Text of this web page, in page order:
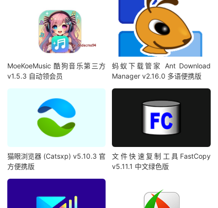
MoeKoeMusic 酷狗音乐第三方
v1.5.3 自动领会员
蚂蚁下载管家 Ant Download
Manager v2.16.0 多语便携版
猫眼浏览器 (Catsxp) v5.10.3 官
方便携版
文件快速复制工具FastCopy
v5.11.1 中文绿色版